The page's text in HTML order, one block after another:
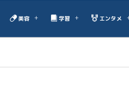
美容 学習 エンタメ